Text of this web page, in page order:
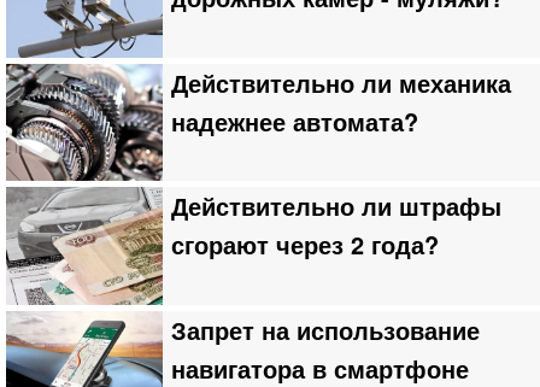
Действительно ли механика
надежнее автомата?
Действительно ли штрафы
сгорают через 2 года?
Запрет на использование
навигатора в смартфоне